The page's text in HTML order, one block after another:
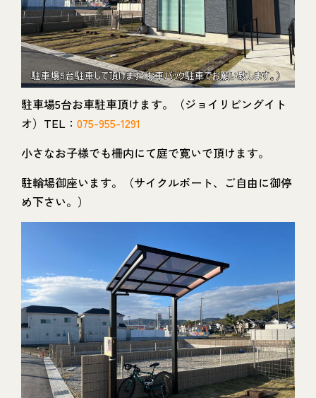
駐車場5台お車駐車頂けます。（ジョイリビングイト
オ）TEL： 075-955-1291
小さなお子様でも柵内にて庭で寛いで頂けます。
駐輪場御座います。（サイクルポート、ご自由に御停
め下さい。）